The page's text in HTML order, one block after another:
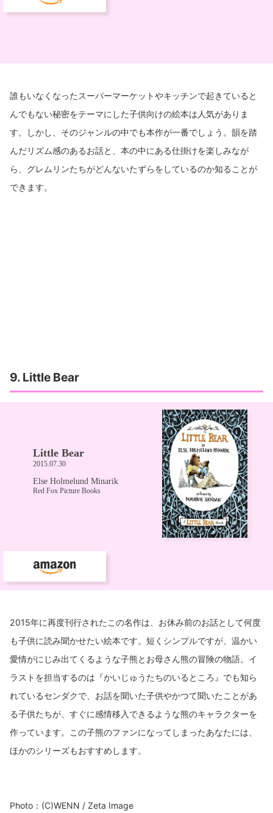
誰もいなくなったスーパーマーケットやキッチンで起きていると
んでもない秘密をテーマにした子供向けの絵本は人気がありま
す。しかし、そのジャンルの中でも本作が一番でしょう。韻を踏
んだリズム感のあるお話と、本の中にある仕掛けを楽しみなが
ら、グレムリンたちがどんないたずらをしているのか知ることが
できます。
9. Little Bear
2015年に再度刊行されたこの名作は、お休み前のお話として何度
も子供に読み聞かせたい絵本です。短くシンプルですが、温かい
愛情がにじみ出てくるような子熊とお母さん熊の冒険の物語。イ
ラストを担当するのは『かいじゅうたちのいるところ』でも知ら
れているセンダクで、お話を聞いた子供やかつて聞いたことがあ
る子供たちが、すぐに感情移入できるような熊のキャラクターを
作っています。この子熊のファンになってしまったあなたには、
ほかのシリーズもおすすめします。
Photo：(C)WENN / Zeta Image